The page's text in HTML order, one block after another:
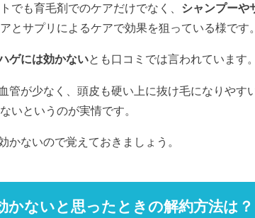
でも育毛剤でのケアだけでなく、 シャンプーや
とサプリによるケアで効果を狙っている様です。
ゲには効かないとも口コミでは言われています。
管が少なく、頭皮も硬い上に抜け毛になりやす
いというのが実情です。
かないので覚えておきましょう。
かないと思ったときの解約方法は？